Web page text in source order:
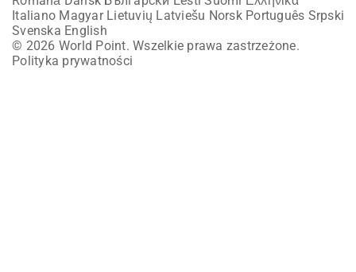
Italiano Magyar Lietuvių Latviešu Norsk Português Srpski
Svenska English
© 2026 World Point. Wszelkie prawa zastrzeżone.
Polityka prywatności